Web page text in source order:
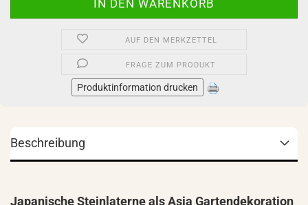
AUF DEN MERKZETTEL
FRAGE ZUM PRODUKT
Produktinformation drucken
Beschreibung
Japanische Steinlaterne als Asia Gartendekoration